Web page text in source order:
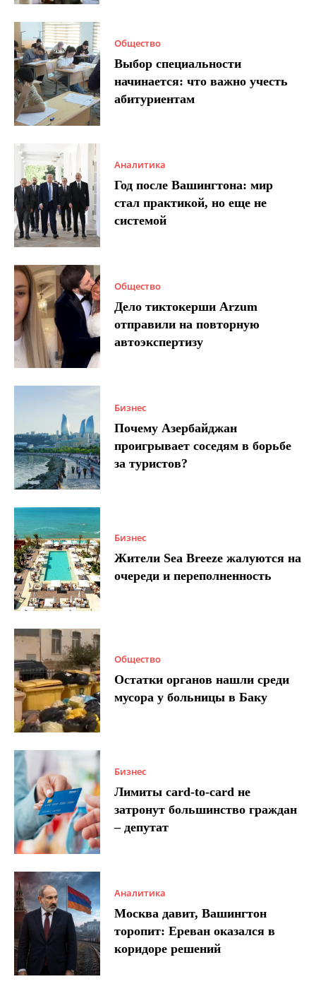
Общество
Выбор специальности
начинается: что важно учесть
абитуриентам
Аналитика
Год после Вашингтона: мир
стал практикой, но еще не
системой
Общество
Дело тиктокерши Arzum
отправили на повторную
автоэкспертизу
Бизнес
Почему Азербайджан
проигрывает соседям в борьбе
за туристов?
Бизнес
Жители Sea Breeze жалуются на
очереди и переполненность
Общество
Остатки органов нашли среди
мусора у больницы в Баку
Бизнес
Лимиты card-to-card не
затронут большинство граждан
– депутат
Аналитика
Москва давит, Вашингтон
торопит: Ереван оказался в
коридоре решений